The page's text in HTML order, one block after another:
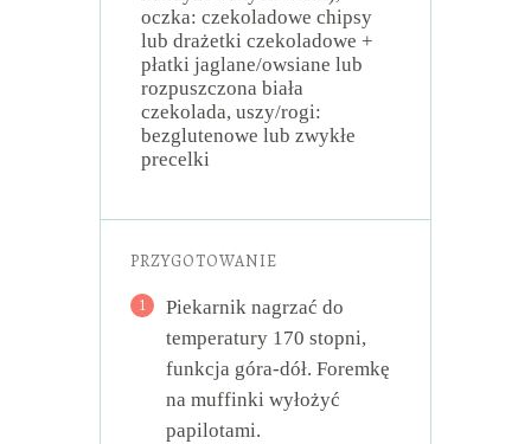
oczka: czekoladowe chipsy
lub drażetki czekoladowe +
płatki jaglane/owsiane lub
rozpuszczona biała
czekolada, uszy/rogi:
bezglutenowe lub zwykłe
precelki
PRZYGOTOWANIE
1
Piekarnik nagrzać do
temperatury 170 stopni,
funkcja góra-dół. Foremkę
na muffinki wyłożyć
papilotami.